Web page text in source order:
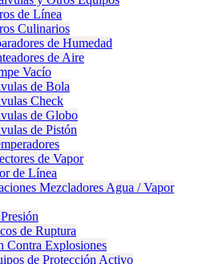
de Línea
Culinarios
de Humedad
de Aire
Vacío
de Bola
Check
de Globo
de Pistón
de Vapor
de Línea
Mezcladores Agua / Vapor
de Ruptura
Contra Explosiones
de Protección Activo